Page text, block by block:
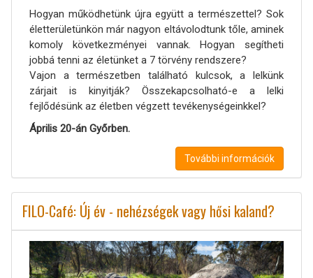
Hogyan működhetünk újra együtt a természettel? Sok
életterületünkön már nagyon eltávolodtunk tőle, aminek
komoly következményei vannak. Hogyan segítheti
jobbá tenni az életünket a 7 törvény rendszere?
Vajon a természetben található kulcsok, a lelkünk
zárjait is kinyitják? Összekapcsolható-e a lelki
fejlődésünk az életben végzett tevékenységeinkkel?
Április 20-án Győrben.
További információk
FILO-Café: Új év - nehézségek vagy hősi kaland?